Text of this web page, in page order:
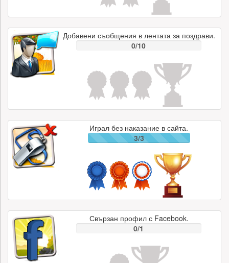
Добавени съобщения в лентата за поздрави.
0/10
Играл без наказание в сайта.
3/3
Свързан профил с Facebook.
0/1